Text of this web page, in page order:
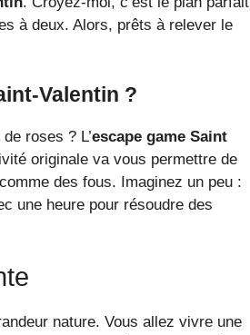
à deux. Alors, prêts à relever le
Valentin ?
roses ? L’escape game Saint
originale va vous permettre de
des fous. Imaginez un peu :
une heure pour résoudre des
nature. Vous allez vivre une